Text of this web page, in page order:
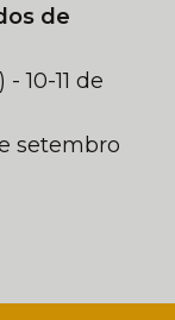
de
10-11 de
setembro